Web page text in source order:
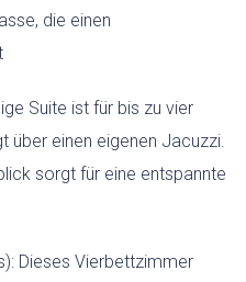
die einen
Suite ist für bis zu vier
über einen eigenen Jacuzzi.
sorgt für eine entspannte
Dieses Vierbettzimmer